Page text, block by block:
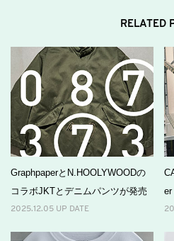
RELATED
GraphpaperとN.HOOLYWOODの
コラボJKTとデニムパンツが発売
2025.12.05 UP DATE
er